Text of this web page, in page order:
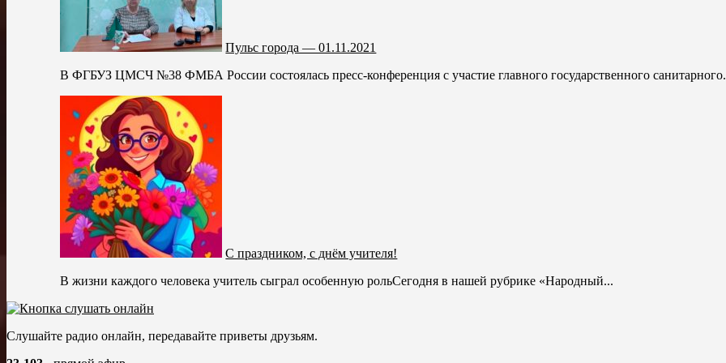
Пульс города — 01.11.2021
В ФГБУЗ ЦМСЧ №38 ФМБА России состоялась пресс-конференция с участие главного государственного
С праздником, с днём учителя!
В жизни каждого человека учитель сыграл особенную рольСегодня в нашей рубрике «Народный...
Слушайте радио онлайн, передавайте приветы друзьям.